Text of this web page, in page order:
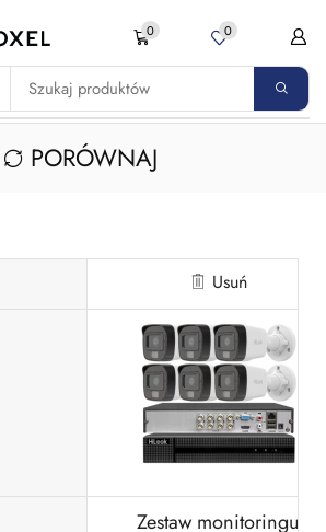
0 0
PORÓWNAJ
Usuń
Zestaw monitoringu